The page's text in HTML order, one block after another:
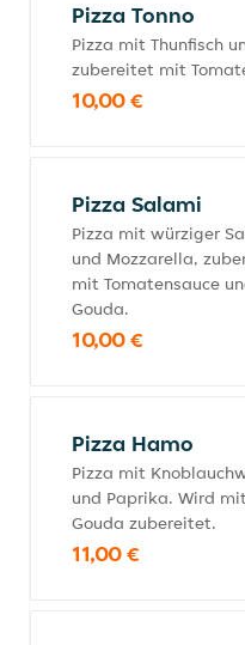
Pizza Tonno
Pizza mit Thunfisch
zubereitet mit
10,00 €
Pizza Salami
Pizza mit würziger
und Mozzarella,
mit Tomatensauce
Gouda.
10,00 €
Pizza Hamo
Pizza mit
und Paprika. Wird
Gouda zubereitet.
11,00 €